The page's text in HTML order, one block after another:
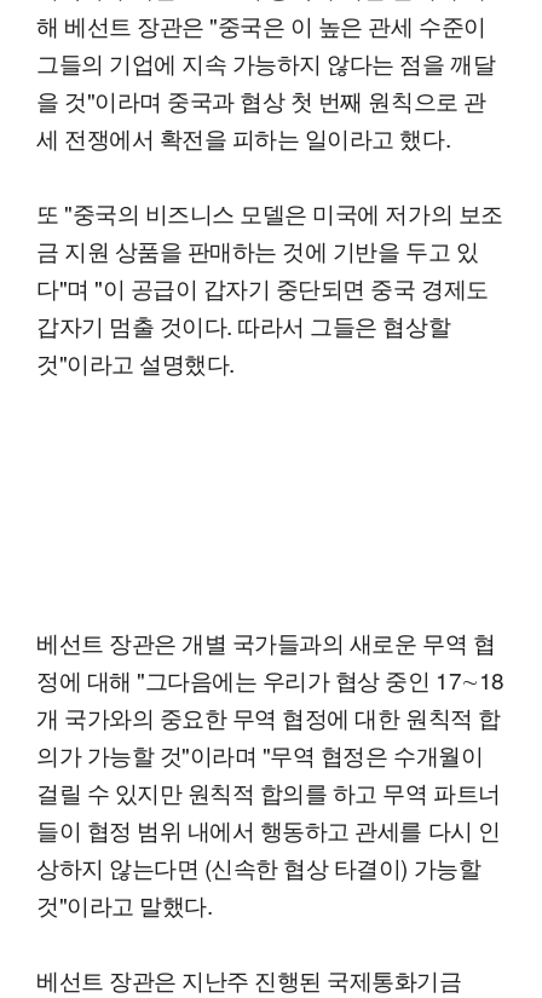
해 베선트 장관은 "중국은 이 높은 관세 수준이
그들의 기업에 지속 가능하지 않다는 점을 깨달
을 것"이라며 중국과 협상 첫 번째 원칙으로 관
세 전쟁에서 확전을 피하는 일이라고 했다.
또 "중국의 비즈니스 모델은 미국에 저가의 보조
금 지원 상품을 판매하는 것에 기반을 두고 있
다"며 "이 공급이 갑자기 중단되면 중국 경제도
갑자기 멈출 것이다. 따라서 그들은 협상할
것"이라고 설명했다.
베선트 장관은 개별 국가들과의 새로운 무역 협
정에 대해 "그다음에는 우리가 협상 중인 17∼18
개 국가와의 중요한 무역 협정에 대한 원칙적 합
의가 가능할 것"이라며 "무역 협정은 수개월이
걸릴 수 있지만 원칙적 합의를 하고 무역 파트너
들이 협정 범위 내에서 행동하고 관세를 다시 인
상하지 않는다면 (신속한 협상 타결이) 가능할
것"이라고 말했다.
베선트 장관은 지난주 진행된 국제통화기금